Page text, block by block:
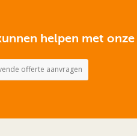
helpen met
offerte aanvragen